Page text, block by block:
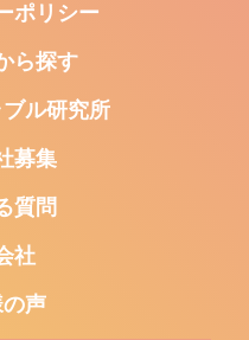
ポリシー
ら探す
ル研究所
募集
質問
社
声